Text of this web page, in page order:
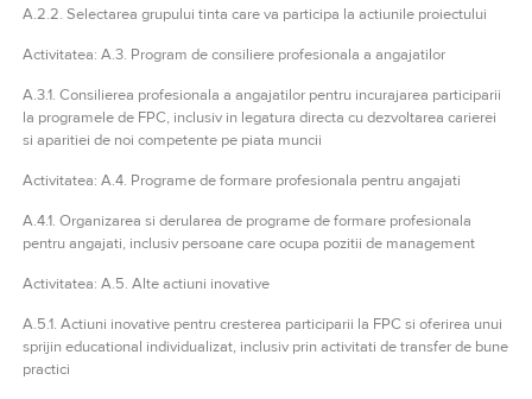
A.2.2. Selectarea grupului tinta care va participa la actiunile proiectului
Activitatea: A.3. Program de consiliere profesionala a angajatilor
A.3.1. Consilierea profesionala a angajatilor pentru incurajarea participarii
la programele de FPC, inclusiv in legatura directa cu dezvoltarea carierei
si aparitiei de noi competente pe piata muncii
Activitatea: A.4. Programe de formare profesionala pentru angajati
A.4.1. Organizarea si derularea de programe de formare profesionala
pentru angajati, inclusiv persoane care ocupa pozitii de management
Activitatea: A.5. Alte actiuni inovative
A.5.1. Actiuni inovative pentru cresterea participarii la FPC si oferirea unui
sprijin educational individualizat, inclusiv prin activitati de transfer de bune
practici